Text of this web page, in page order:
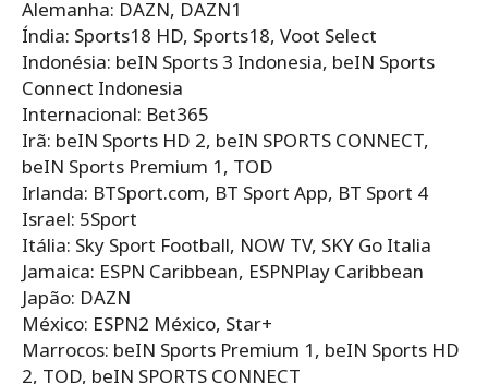
Alemanha: DAZN, DAZN1
Índia: Sports18 HD, Sports18, Voot Select
Indonésia: beIN Sports 3 Indonesia, beIN Sports
Connect Indonesia
Internacional: Bet365
Irã: beIN Sports HD 2, beIN SPORTS CONNECT,
beIN Sports Premium 1, TOD
Irlanda: BTSport.com, BT Sport App, BT Sport 4
Israel: 5Sport
Itália: Sky Sport Football, NOW TV, SKY Go Italia
Jamaica: ESPN Caribbean, ESPNPlay Caribbean
Japão: DAZN
México: ESPN2 México, Star+
Marrocos: beIN Sports Premium 1, beIN Sports HD
2, TOD, beIN SPORTS CONNECT